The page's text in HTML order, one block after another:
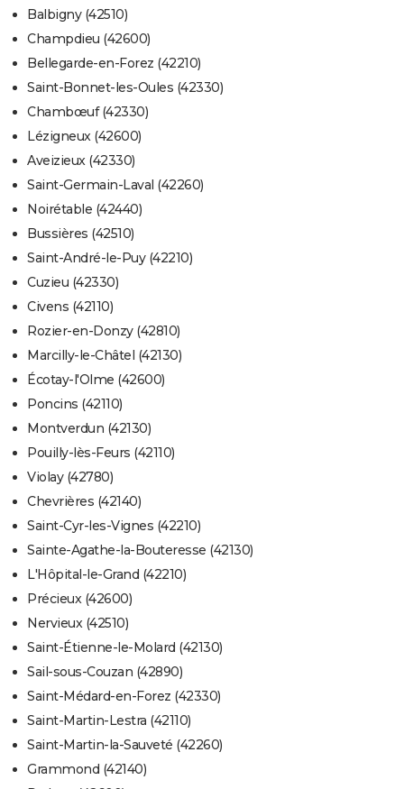
Balbigny (42510)
Champdieu (42600)
Bellegarde-en-Forez (42210)
Saint-Bonnet-les-Oules (42330)
Chambœuf (42330)
Lézigneux (42600)
Aveizieux (42330)
Saint-Germain-Laval (42260)
Noirétable (42440)
Bussières (42510)
Saint-André-le-Puy (42210)
Cuzieu (42330)
Civens (42110)
Rozier-en-Donzy (42810)
Marcilly-le-Châtel (42130)
Écotay-l'Olme (42600)
Poncins (42110)
Montverdun (42130)
Pouilly-lès-Feurs (42110)
Violay (42780)
Chevrières (42140)
Saint-Cyr-les-Vignes (42210)
Sainte-Agathe-la-Bouteresse (42130)
L'Hôpital-le-Grand (42210)
Précieux (42600)
Nervieux (42510)
Saint-Étienne-le-Molard (42130)
Sail-sous-Couzan (42890)
Saint-Médard-en-Forez (42330)
Saint-Martin-Lestra (42110)
Saint-Martin-la-Sauveté (42260)
Grammond (42140)